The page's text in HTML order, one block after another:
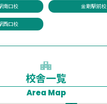
南口校 金剛駅前校
西口校
校舎一覧
Area Map
1